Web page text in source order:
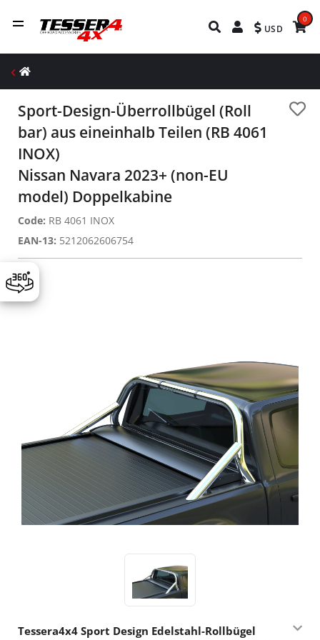
USD
0
Sport-Design-Überrollbügel (Roll
bar) aus eineinhalb Teilen (RB 4061
INOX)
Nissan Navara 2023+ (non-EU
model) Doppelkabine
Code: RB 4061 INOX
EAN-13: 5212062606754
Tessera4x4 Sport Design Edelstahl-Rollbügel